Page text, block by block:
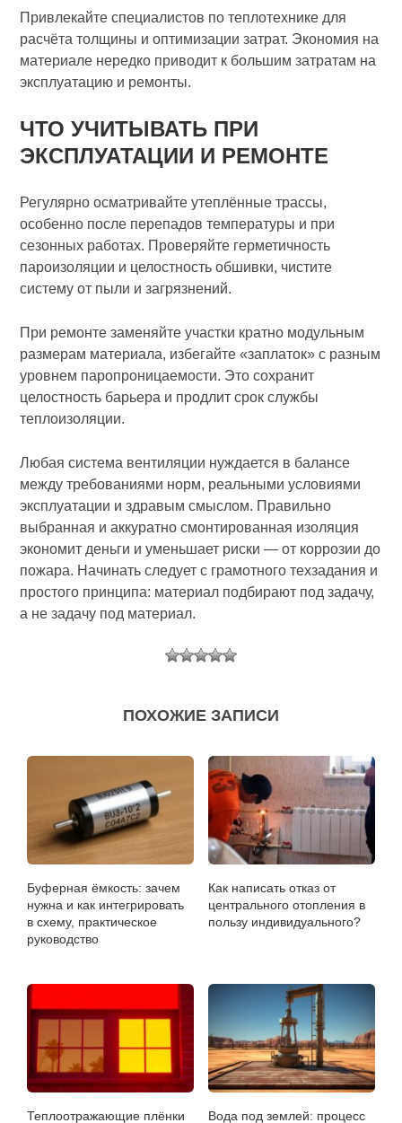
Привлекайте специалистов по теплотехнике для
расчёта толщины и оптимизации затрат. Экономия на
материале нередко приводит к большим затратам на
эксплуатацию и ремонты.
ЧТО УЧИТЫВАТЬ ПРИ
ЭКСПЛУАТАЦИИ И РЕМОНТЕ
Регулярно осматривайте утеплённые трассы,
особенно после перепадов температуры и при
сезонных работах. Проверяйте герметичность
пароизоляции и целостность обшивки, чистите
систему от пыли и загрязнений.
При ремонте заменяйте участки кратно модульным
размерам материала, избегайте «заплаток» с разным
уровнем паропроницаемости. Это сохранит
целостность барьера и продлит срок службы
теплоизоляции.
Любая система вентиляции нуждается в балансе
между требованиями норм, реальными условиями
эксплуатации и здравым смыслом. Правильно
выбранная и аккуратно смонтированная изоляция
экономит деньги и уменьшает риски — от коррозии до
пожара. Начинать следует с грамотного техзадания и
простого принципа: материал подбирают под задачу,
а не задачу под материал.
ПОХОЖИЕ ЗАПИСИ
Буферная ёмкость: зачем
нужна и как интегрировать
в схему, практическое
руководство
Как написать отказ от
центрального отопления в
пользу индивидуального?
Теплоотражающие плёнки
Вода под землей: процесс